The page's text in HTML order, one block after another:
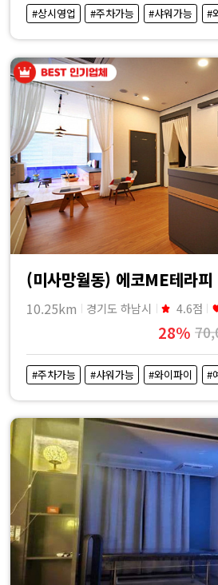
#상시영업 #주차가능 #샤워가능 #
(미사망월동) 에코ME테라피
10.25km 경기도 하남시 4.6점
28%
#주차가능 #샤워가능 #와이파이 #